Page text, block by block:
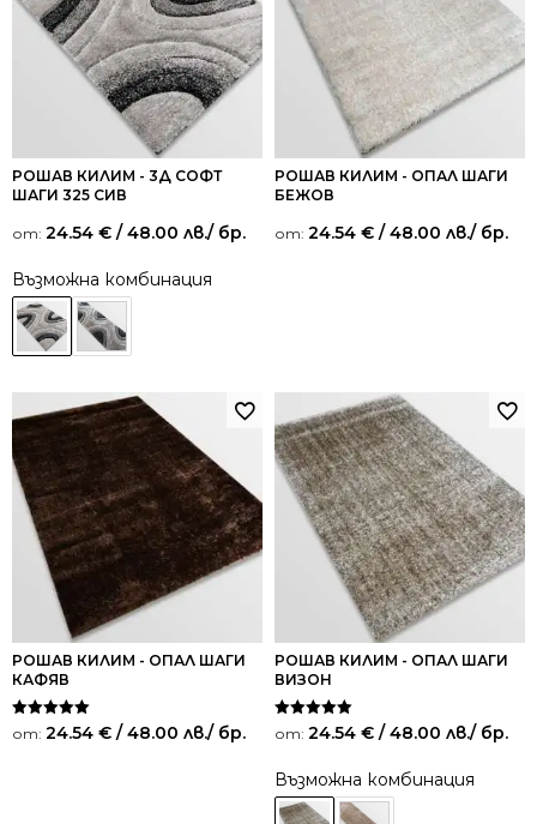
РОШАВ КИЛИМ - 3Д СОФТ
ШАГИ 325 СИВ
от: 24.54 € / 48.00 лв./ бр.
Възможна комбинация
РОШАВ КИЛИМ - ОПАЛ ШАГИ
БЕЖОВ
от: 24.54 € / 48.00 лв./ бр.
РОШАВ КИЛИМ - ОПАЛ ШАГИ
КАФЯВ
Оценено на
5.00
от: 24.54 € / 48.00 лв./ бр.
РОШАВ КИЛИМ - ОПАЛ ШАГИ
ВИЗОН
Оценено на
5.00
от: 24.54 € / 48.00 лв./ бр.
Възможна комбинация